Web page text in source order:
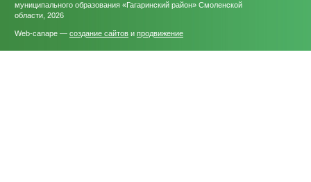
муниципального образования «Гагаринский район» Смоленской
области, 2026
Web-canape — создание сайтов и продвижение